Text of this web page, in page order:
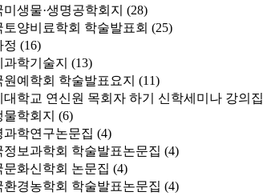
미생물·생명공학회지 (28)
토양비료학회 학술발표회 (25)
정 (16)
과학기술지 (13)
원예학회 학술발표요지 (11)
대학교 연신원 목회자 하기 신학세미나 강의집
물학회지 (6)
과학연구논문집 (4)
정보과학회 학술발표논문집 (4)
문화신학회 논문집 (4)
환경농학회 학술발표논문집 (4)